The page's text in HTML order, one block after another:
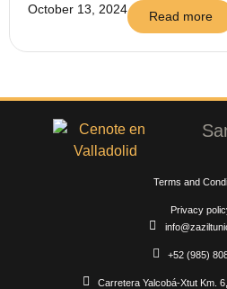
October 13, 2024 Read more
+52 (985)
Carretera Yalcobá-Xtut Km.
Terms and
Privacy